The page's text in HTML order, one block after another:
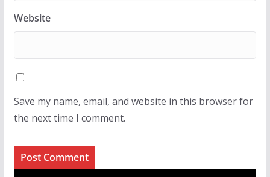
Website
Save my name, email, and website in this browser for
the next time I comment.